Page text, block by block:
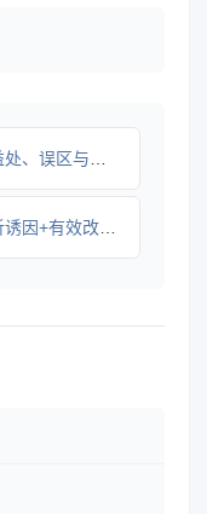
科学饮用指南
+有效改善方案